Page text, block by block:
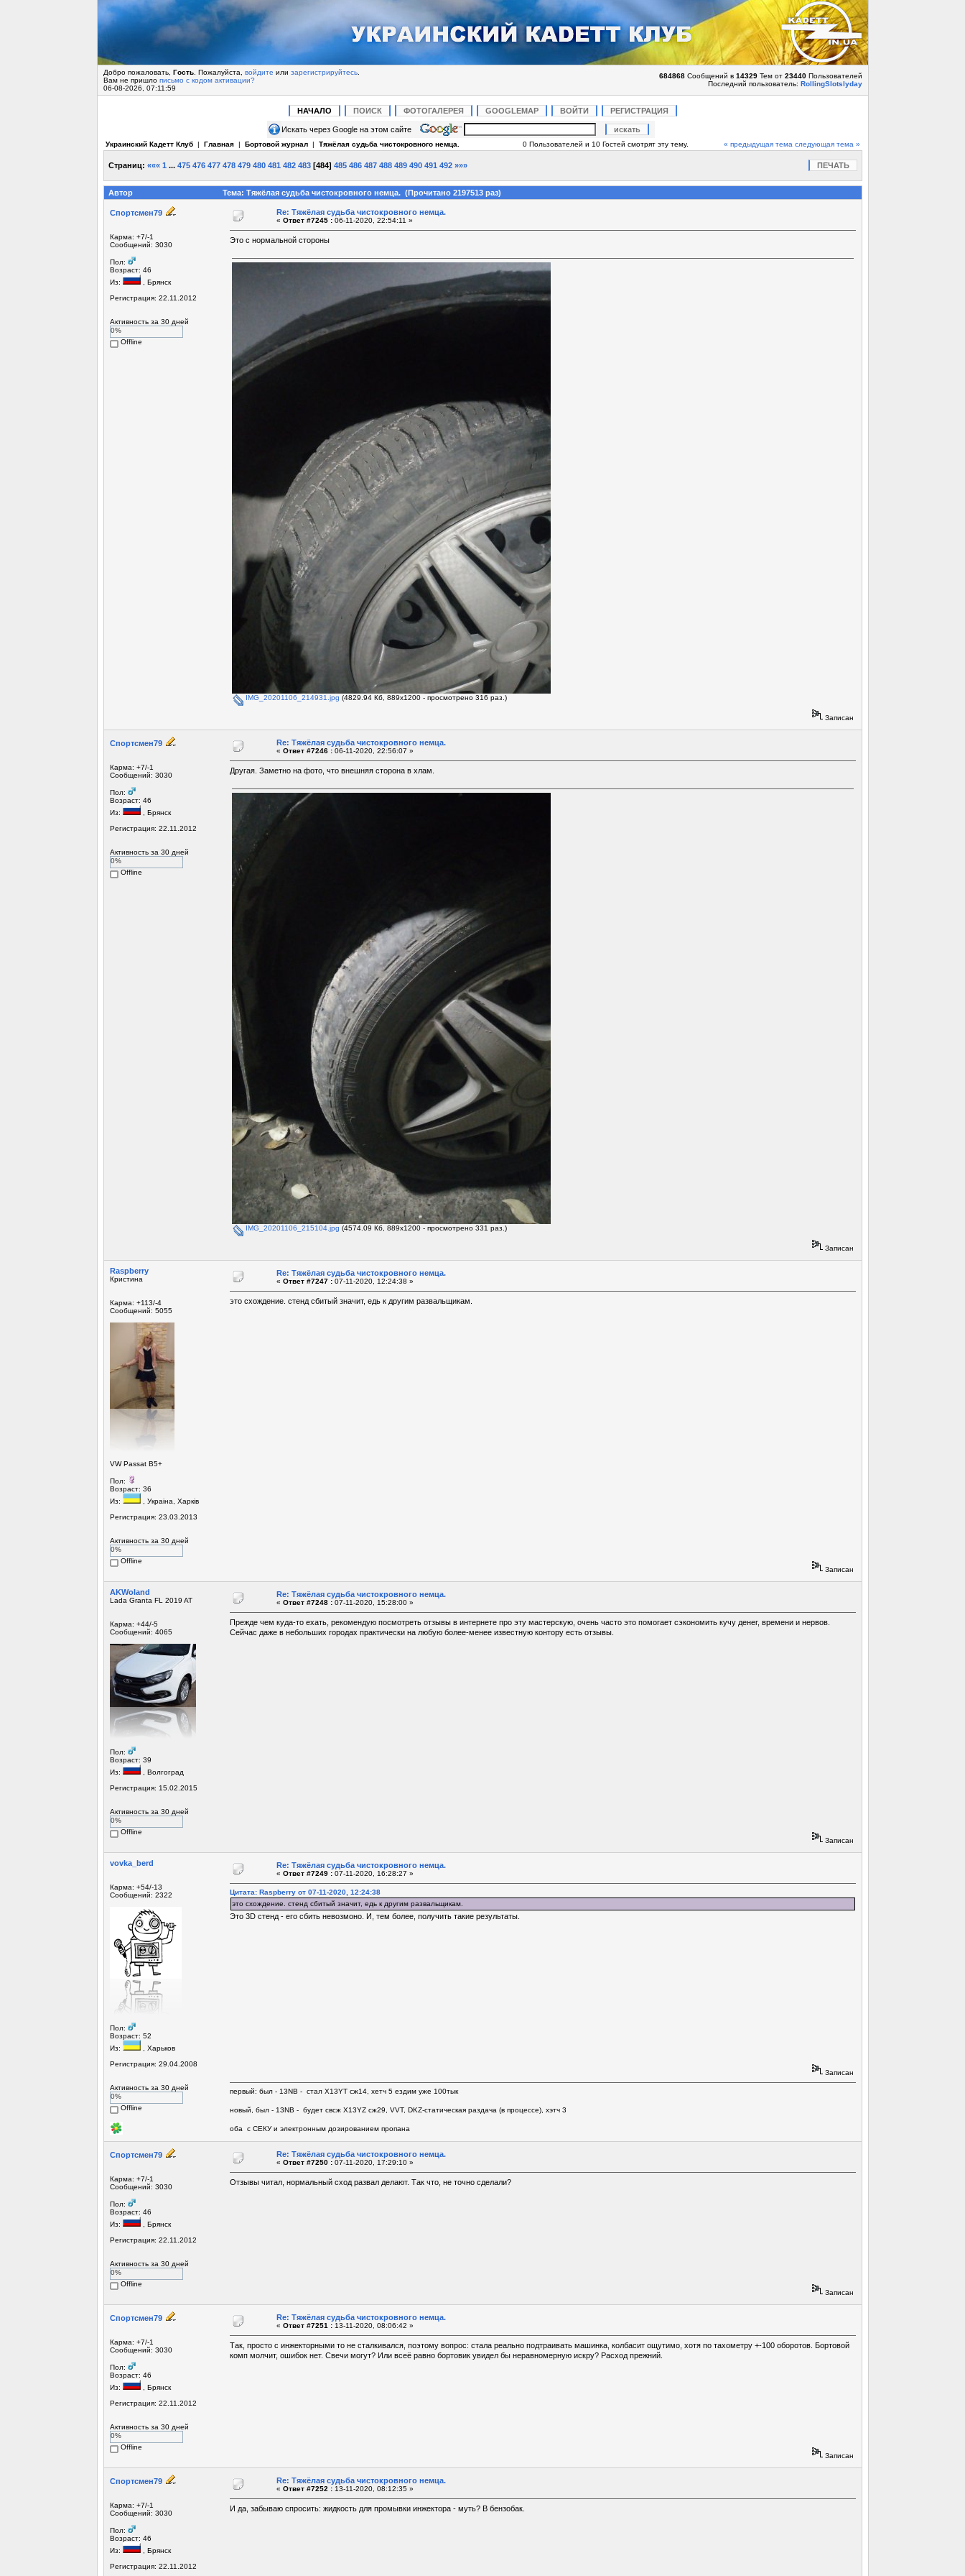
Добро пожаловать, Гость. Пожалуйста, войдите или зарегистрируйтесь.
Вам не пришло письмо с кодом активации?
06-08-2026, 07:11:59
684868Сообщений в 14329Тем от 23440Пользователей
Последний пользователь: RollingSlotslyday
НАЧАЛО ПОИСК ФОТОГАЛЕРЕЯ GOOGLEMAP ВОЙТИ РЕГИСТРАЦИЯ
Искать через Google на этом сайте
Украинский Кадетт Клуб| Главная| Бортовой журнал| Тяжёлая судьба чистокровного немца. 0 Пользователей и 10 Гостей смотрят эту тему. « предыдущая тема следующая тема »
Страниц: ««« 1 ... 475 476 477 478 479 480 481 482 483[484] 485 486 487 488 489 490 491 492 »»» ПЕЧАТЬ
Автор Тема: Тяжёлая судьба чистокровного немца. (Прочитано 2197513 раз)
Спортсмен79
Карма: +7/-1
Сообщений: 3030
Пол:
Возраст: 46
Из:
, Брянск
Регистрация: 22.11.2012
Активность за 30 дней
0%
Offline
Re: Тяжёлая судьба чистокровного немца.
« Ответ #7245 :06-11-2020, 22:54:11 »
Это с нормальной стороны
IMG_20201106_214931.jpg (4829.94 Кб, 889x1200 - просмотрено 316 раз.)
Записан
Спортсмен79
Карма: +7/-1
Сообщений: 3030
Пол:
Возраст: 46
Из:
, Брянск
Регистрация: 22.11.2012
Активность за 30 дней
0%
Offline
Re: Тяжёлая судьба чистокровного немца.
« Ответ #7246 :06-11-2020, 22:56:07 »
Другая. Заметно на фото, что внешняя сторона в хлам.
IMG_20201106_215104.jpg (4574.09 Кб, 889x1200 - просмотрено 331 раз.)
Записан
Raspberry
Кристина
Карма: +113/-4
Сообщений: 5055
VW Passat B5+
Пол:
Возраст: 36
Из:
, Украiна, Харкiв
Регистрация: 23.03.2013
Активность за 30 дней
0%
Offline
Re: Тяжёлая судьба чистокровного немца.
« Ответ #7247 :07-11-2020, 12:24:38 »
это схождение. стенд сбитый значит, едь к другим развальщикам.
Записан
AKWoland
Lada Granta FL 2019 AT
Карма: +44/-5
Сообщений: 4065
Пол:
Возраст: 39
Из:
, Волгоград
Регистрация: 15.02.2015
Активность за 30 дней
0%
Offline
Re: Тяжёлая судьба чистокровного немца.
« Ответ #7248 :07-11-2020, 15:28:00 »
Прежде чем куда-то ехать, рекомендую посмотреть отзывы в интернете про эту мастерскую, очень часто это помогает сэкономить кучу денег, времени и нервов.
Сейчас даже в небольших городах практически на любую более-менее известную контору есть отзывы.
Записан
vovka_berd
Карма: +54/-13
Сообщений: 2322
Пол:
Возраст: 52
Из:
, Харьков
Регистрация: 29.04.2008
Активность за 30 дней
0%
Offline
Re: Тяжёлая судьба чистокровного немца.
« Ответ #7249 :07-11-2020, 16:28:27 »
Цитата: Raspberry от 07-11-2020, 12:24:38
это схождение. стенд сбитый значит, едь к другим развальщикам.
Это 3D стенд - его сбить невозмоно. И, тем более, получить такие результаты.
Записан
первый: был - 13NB - стал Х13YT сж14, хетч 5 ездим уже 100тык
новый, был - 13NB - будет свсж Х13YZ сж29, VVT, DKZ-статическая раздача (в процессе), хэтч 3
оба с СЕКУ и электронным дозированием пропана
Спортсмен79
Карма: +7/-1
Сообщений: 3030
Пол:
Возраст: 46
Из:
, Брянск
Регистрация: 22.11.2012
Активность за 30 дней
0%
Offline
Re: Тяжёлая судьба чистокровного немца.
« Ответ #7250 :07-11-2020, 17:29:10 »
Отзывы читал, нормальный сход развал делают. Так что, не точно сделали?
Записан
Спортсмен79
Карма: +7/-1
Сообщений: 3030
Пол:
Возраст: 46
Из:
, Брянск
Регистрация: 22.11.2012
Активность за 30 дней
0%
Offline
Re: Тяжёлая судьба чистокровного немца.
« Ответ #7251 :13-11-2020, 08:06:42 »
Так, просто с инжекторными то не сталкивался, поэтому вопрос: стала реально подтраивать машинка, колбасит ощутимо, хотя по тахометру +-100 оборотов. Бортовой
комп молчит, ошибок нет. Свечи могут? Или всеё равно бортовик увидел бы неравномерную искру? Расход прежний.
Записан
Спортсмен79
Карма: +7/-1
Сообщений: 3030
Пол:
Возраст: 46
Из:
, Брянск
Регистрация: 22.11.2012
Re: Тяжёлая судьба чистокровного немца.
« Ответ #7252 :13-11-2020, 08:12:35 »
И да, забываю спросить: жидкость для промывки инжектора - муть? В бензобак.